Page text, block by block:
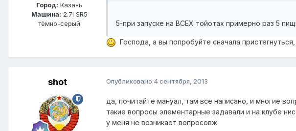
Город: Казань
Машина: 2.7i SR5
тёмно-серый
5-при запуске на ВСЕХ тойотах примерно раз 5
Господа, а вы попробуйте сначала
shot Опубликовано 4 сентября, 2013
да, почитайте мануал, там все написано, и многие
такие вопросы элементарные задавали и на клубе
у меня не возникает вопросовж